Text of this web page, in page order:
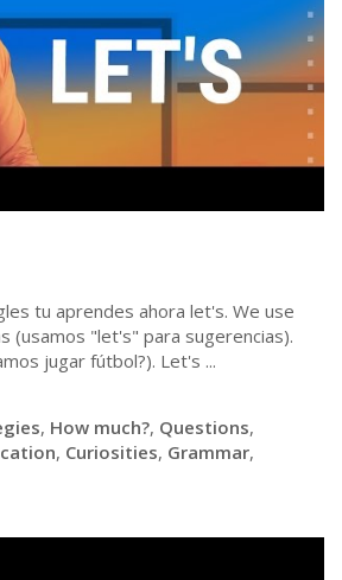
tu aprendes ahora let's. We use
(usamos "let's" para sugerencias).
jugar fútbol?). Let's ...
, How much?, Questions,
, Curiosities, Grammar,